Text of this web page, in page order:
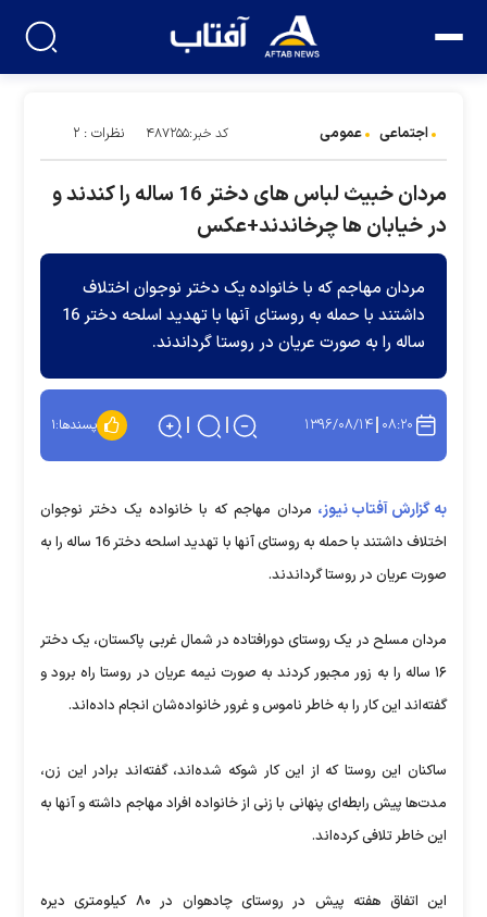
اجتماعی عمومی کد خبر:۴۸۷۲۵۵ نظرات : ۲
مردان خبیث لباس های دختر 16 ساله را کندند و
در خیابان ها چرخاندند+عکس
مردان مهاجم که با خانواده یک دختر نوجوان اختلاف
داشتند با حمله به روستای آنها با تهدید اسلحه دختر 16
ساله را به صورت عریان در روستا گرداندند.
۰۸:۲۰ ۱۳۹۶/۰۸/۱۴ پسندها:۱
به گزارش آفتاب نیوز، مردان مهاجم که با خانواده یک دختر نوجوان
اختلاف داشتند با حمله به روستای آنها با تهدید اسلحه دختر 16 ساله را به
صورت عریان در روستا گرداندند.
مردان مسلح در یک روستای دورافتاده در شمال غربی پاکستان، یک دختر
۱۶ ساله را به زور مجبور کردند به صورت نیمه عریان در روستا راه برود و
گفته‌اند این کار را به خاطر ناموس و غرور خانواده‌شان انجام داده‌اند.
ساکنان این روستا که از این کار شوکه شده‌اند، گفته‌اند برادر این زن،
مدت‌ها پیش رابطه‌ای پنهانی با زنی از خانواده افراد مهاجم داشته و آنها به
این خاطر تلافی کرده‌اند.
این اتفاق هفته پیش در روستای چادهوان در ۸۰ کیلومتری دیره